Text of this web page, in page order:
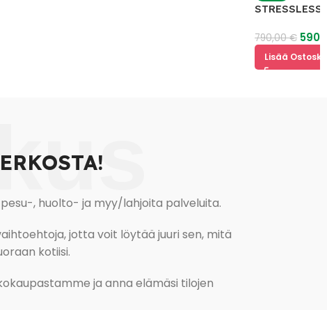
STRESSLESS 3
790,00€ 590,00€
Lisää Ostoskoriin
, huolto- ja myy/lahjoita palveluita.
jotta voit löytää juuri sen, mitä
kotiisi.
ja anna elämäsi tilojen